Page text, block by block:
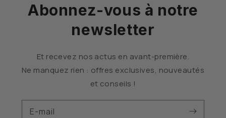
Abonnez-vous à notre
newsletter
Et recevez nos actus en avant-première.
Ne manquez rien : offres exclusives, nouveautés
et conseils !
E-mail